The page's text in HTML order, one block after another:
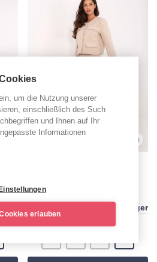
(0)
auf Lager
Verfügbare Größen:
um die Nutzung unserer
einschließlich des Such
und Ihnen auf Ihr
Informationen
erlauben